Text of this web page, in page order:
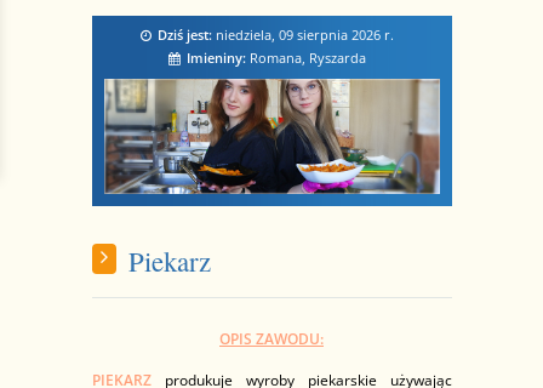
Dziś jest: niedziela, 09 sierpnia 2026r.
Imieniny:Romana, Ryszarda
Piekarz
OPIS ZAWODU:
PIEKARZprodukuje wyroby piekarskie używając